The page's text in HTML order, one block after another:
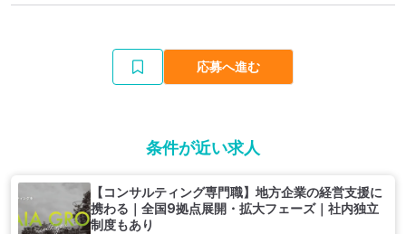
応募へ進む
条件が近い求人
【コンサルティング専門職】地方企業の経営支援に
携わる｜全国9拠点展開・拡大フェーズ｜社内独立
制度もあり